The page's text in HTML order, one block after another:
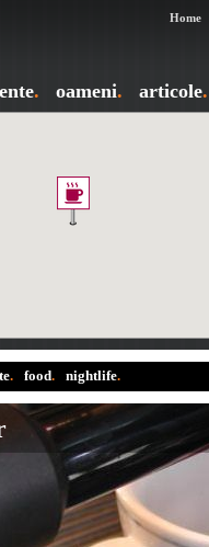
Home
. oameni. articole.
. food. nightlife.